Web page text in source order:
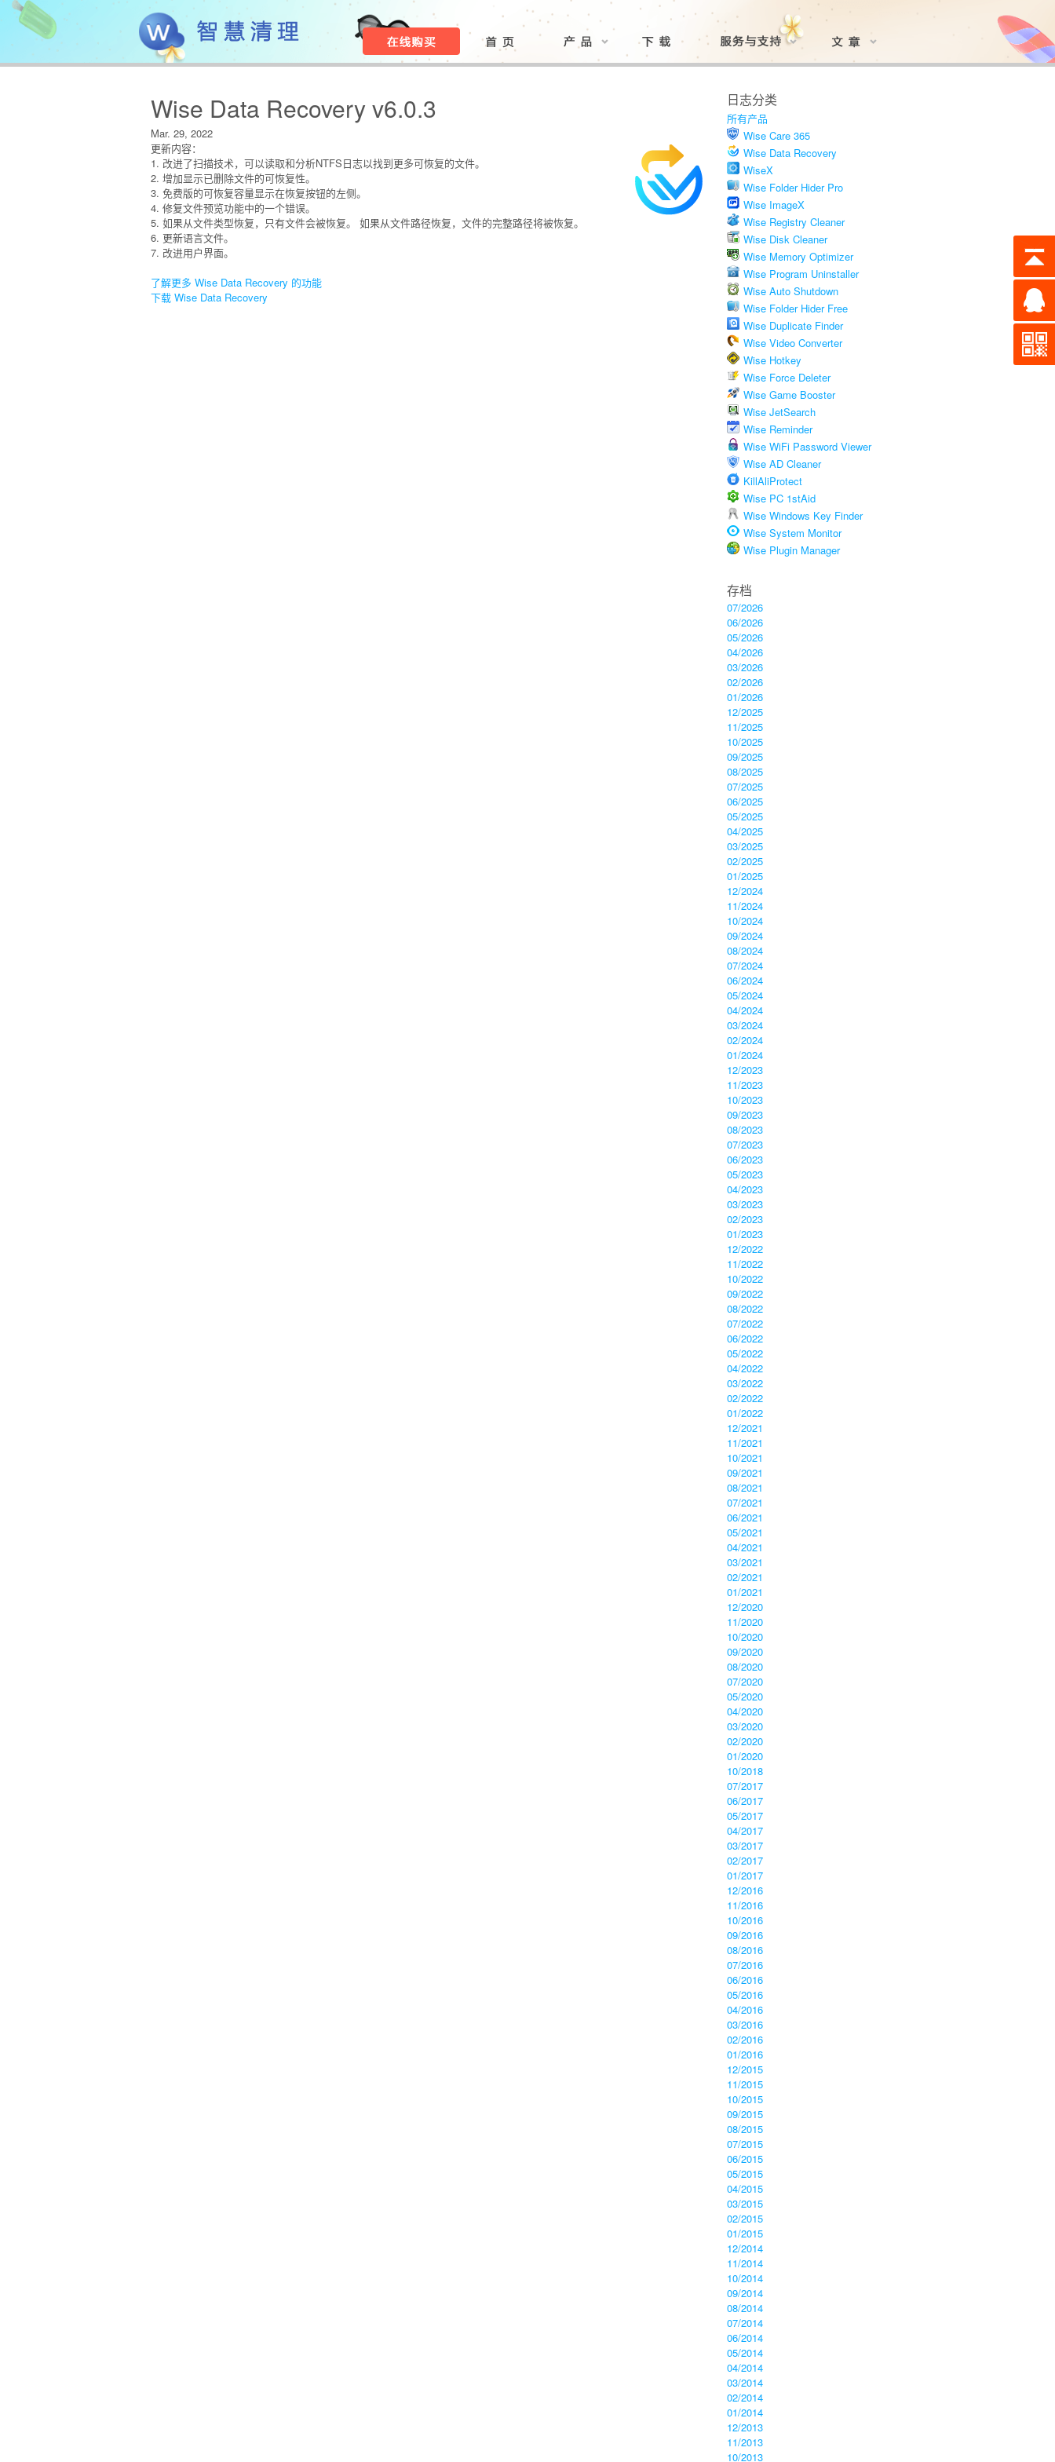
Wise Data Recovery v6.0.3
Mar. 29, 2022
更新内容：
1. 改进了扫描技术，可以读取和分析NTFS日志以找到更多可恢复的文件。
2. 增加显示已删除文件的可恢复性。
3. 免费版的可恢复容量显示在恢复按钮的左侧。
4. 修复文件预览功能中的一个错误。
5. 如果从文件类型恢复，只有文件会被恢复。 如果从文件路径恢复，文件的完整路径将被恢复。
6. 更新语言文件。
7. 改进用户界面。
了解更多 Wise Data Recovery 的功能
下载 Wise Data Recovery
日志分类
所有产品
Wise Care 365
Wise Data Recovery
WiseX
Wise Folder Hider Pro
Wise ImageX
Wise Registry Cleaner
Wise Disk Cleaner
Wise Memory Optimizer
Wise Program Uninstaller
Wise Auto Shutdown
Wise Folder Hider Free
Wise Duplicate Finder
Wise Video Converter
Wise Hotkey
Wise Force Deleter
Wise Game Booster
Wise JetSearch
Wise Reminder
Wise WiFi Password Viewer
Wise AD Cleaner
KillAliProtect
Wise PC 1stAid
Wise Windows Key Finder
Wise System Monitor
Wise Plugin Manager
存档
07/2026
06/2026
05/2026
04/2026
03/2026
02/2026
01/2026
12/2025
11/2025
10/2025
09/2025
08/2025
07/2025
06/2025
05/2025
04/2025
03/2025
02/2025
01/2025
12/2024
11/2024
10/2024
09/2024
08/2024
07/2024
06/2024
05/2024
04/2024
03/2024
02/2024
01/2024
12/2023
11/2023
10/2023
09/2023
08/2023
07/2023
06/2023
05/2023
04/2023
03/2023
02/2023
01/2023
12/2022
11/2022
10/2022
09/2022
08/2022
07/2022
06/2022
05/2022
04/2022
03/2022
02/2022
01/2022
12/2021
11/2021
10/2021
09/2021
08/2021
07/2021
06/2021
05/2021
04/2021
03/2021
02/2021
01/2021
12/2020
11/2020
10/2020
09/2020
08/2020
07/2020
05/2020
04/2020
03/2020
02/2020
01/2020
10/2018
07/2017
06/2017
05/2017
04/2017
03/2017
02/2017
01/2017
12/2016
11/2016
10/2016
09/2016
08/2016
07/2016
06/2016
05/2016
04/2016
03/2016
02/2016
01/2016
12/2015
11/2015
10/2015
09/2015
08/2015
07/2015
06/2015
05/2015
04/2015
03/2015
02/2015
01/2015
12/2014
11/2014
10/2014
09/2014
08/2014
07/2014
06/2014
05/2014
04/2014
03/2014
02/2014
01/2014
12/2013
11/2013
10/2013